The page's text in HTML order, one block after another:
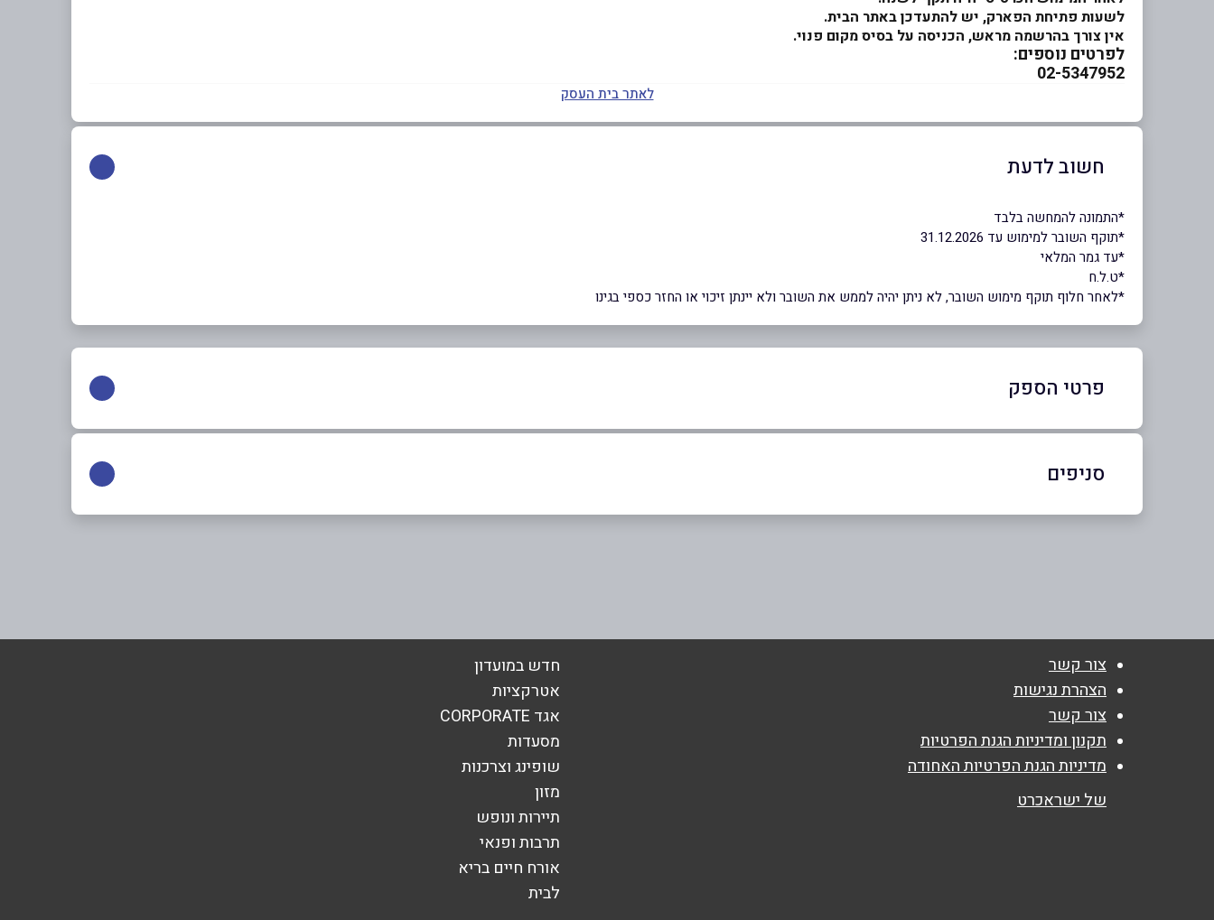
לשעות פתיחת הפארק, יש להתעדכן באתר הבית.
אין צורך בהרשמה מראש, הכניסה על בסיס מקום פנוי.
לפרטים נוספים:
02-5347952
לאתר בית העסק
חשוב לדעת
ָ*התמונה להמחשה בלבד
*תוקף השובר למימוש עד 31.12.2026
*עד גמר המלאי
*ט.ל.ח
*לאחר חלוף תוקף מימוש השובר, לא ניתן יהיה לממש את השובר ולא יינתן זיכוי או החזר כספי בגינו
פרטי הספק
02-5347952
באתר
טלפון* אימייל*
נושא*
אנא חזרו אלי בקשר ל...
הודעה*
סניפים
צור קשר
הצהרת נגישות
צור קשר
תקנון ומדיניות הגנת הפרטיות
מדיניות הגנת הפרטיות האחודה
של ישראכרט
חדש במועדון
אטרקציות
אגד CORPORATE
מסעדות
שופינג וצרכנות
מזון
תיירות ונופש
תרבות ופנאי
אורח חיים בריא
לבית